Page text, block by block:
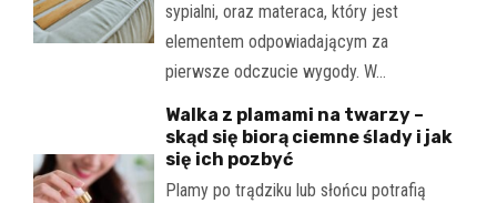
sypialni, oraz materaca, który jest
elementem odpowiadającym za
pierwsze odczucie wygody. W…
Walka z plamami na twarzy –
skąd się biorą ciemne ślady i jak
się ich pozbyć
Plamy po trądziku lub słońcu potrafią